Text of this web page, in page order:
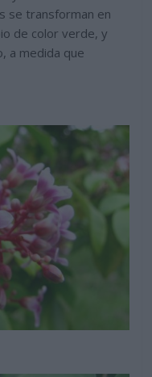
se transforman en
de color verde, y
a medida que